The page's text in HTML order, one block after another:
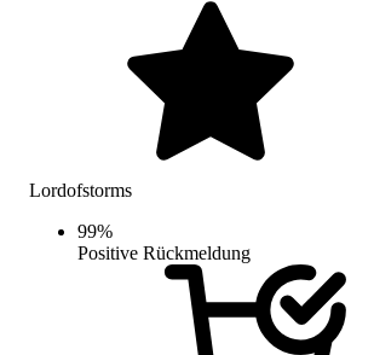
Lordofstorms
99%
Positive Rückmeldung